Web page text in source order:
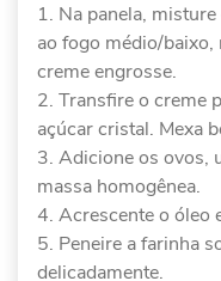
Na panela,
ao fogo médio/baixo,
creme engrosse.
Transfire o creme
açúcar cristal. Mexa
Adicione os ovos,
massa homogênea.
Acrescente o óleo
Peneire a farinha
delicadamente.